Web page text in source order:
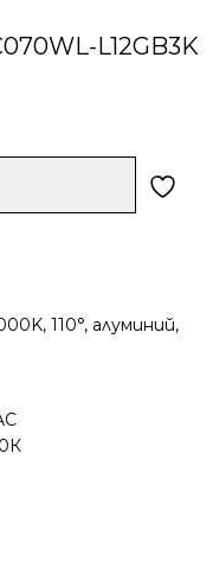
L12GB3K
110°, алуминий,